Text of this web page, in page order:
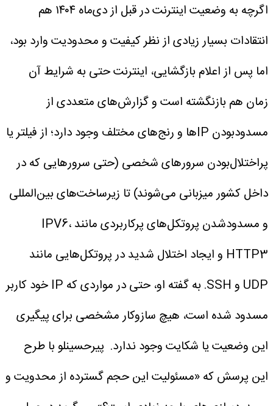
اگرچه به وضعیت اینترنت در قبل از دی‌ماه ۱۴۰۴ هم
انتقادات بسیار زیادی از نظر کیفیت و محدودیت وارد بود،
اما پس از اعلام بازگشایی، اینترنت حتی به شرایط آن
زمان هم بازنگشته است و گزارش‌های متعددی از
مسدودبودن IPها و رنج‌های مختلف وجود دارد؛ از فیلتر یا
پراختلال‌بودن سرورهای شخصی (حتی سرورهایی که در
داخل کشور میزبانی می‌شوند) تا زیرساخت‌های بین‌المللی
و مسدودشدن پروتکل‌های پرکاربردی مانند IPV6،
HTTP3 و ایجاد اختلال شدید در پروتکل‌هایی مانند
UDP و SSH. به گفته او، حتی در مواردی که IP خود کاربر
مسدود شده است، هیچ سازوکار مشخصی برای پیگیری
این وضعیت یا شکایت وجود ندارد. پیرحسینلو با طرح
این پرسش که «مسئولیت این حجم گسترده از محدویت و